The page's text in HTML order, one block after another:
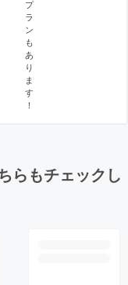
プ
ラ
ン
も
あ
り
ま
す
！
らもチェックし